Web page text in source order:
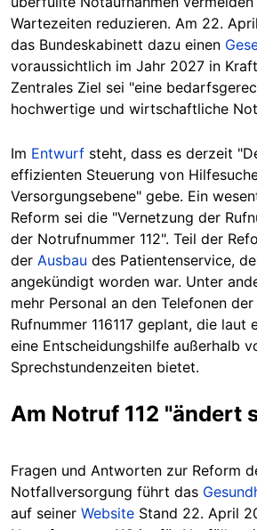
Wartezeiten reduzieren. Am 22.
das Bundeskabinett dazu einen
voraussichtlich im Jahr 2027 in
Zentrales Ziel sei "eine
hochwertige und wirtschaftliche
Im Entwurf steht, dass es derzeit
effizienten Steuerung von
Versorgungsebene" gebe. Ein
Reform sei die "Vernetzung der
der Notrufnummer 112". Teil der
der Ausbau des Patientenservice,
angekündigt worden war. Unter
mehr Personal an den Telefonen der
Rufnummer 116117 geplant, die laut
eine Entscheidungshilfe außerhalb
Sprechstundenzeiten bietet.
Am Notruf 112 "ändert
Fragen und Antworten zur Reform
Notfallversorgung führt das
auf seiner Website Stand 22. April